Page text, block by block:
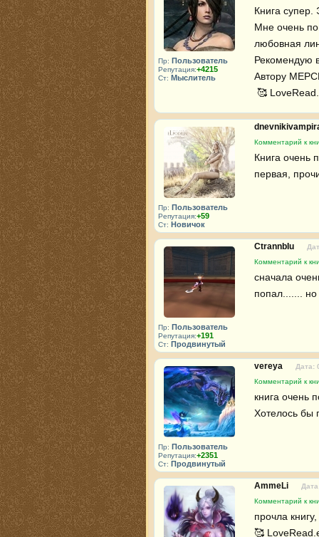
Пр: Пользователь
Репутация:+4215
Ст: Мыслитель
Книга супер.
Мне очень
любовная
Рекомендую
Автору
🥰
Пр: Пользователь
Репутация:+59
Ст: Новичок
Комментарий к
Книга очень
первая,
Пр: Пользователь
Репутация:+191
Ст: Продвинутый
CtrannbIu
Комментарий к
сначала
попал.......
Пр: Пользователь
Репутация:+2351
Ст: Продвинутый
vereya
Дата:
Комментарий к
книга очень
Хотелось бы
AmmeLi
Комментарий к
прочла
🥰